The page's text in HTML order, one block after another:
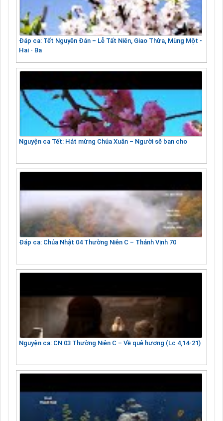
Đáp ca: Tết Nguyên Đán – Lễ Tất Niên, Giao Thừa, Mùng Một -
Hai - Ba
Nguyện ca Tết: Hát mừng Chúa Xuân – Người sẽ ban cho
Đáp ca: Chúa Nhật 04 Thường Niên C – Thánh Vịnh 70
Nguyện ca: CN 03 Thường Niên C – Về quê hương (Lc 4,14-21)